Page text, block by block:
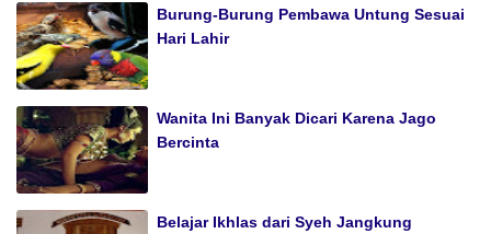
Burung-Burung Pembawa Untung Sesuai
Hari Lahir
Wanita Ini Banyak Dicari Karena Jago
Bercinta
Belajar Ikhlas dari Syeh Jangkung